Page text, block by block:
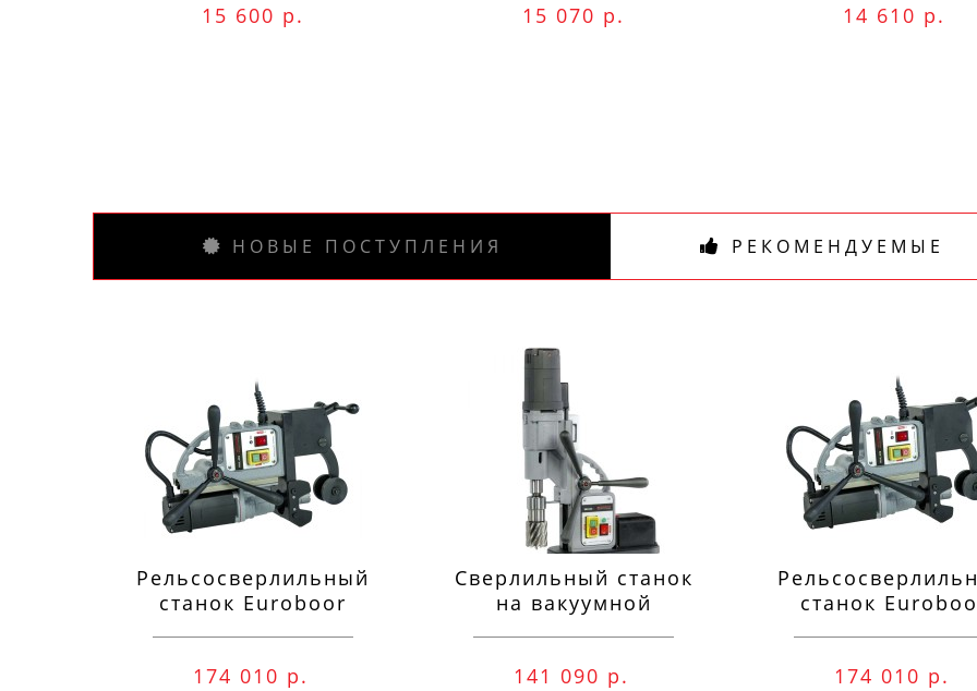
15 600 р. 15 070 р. 14 610 р.
НОВЫЕ ПОСТУПЛЕНИЯ РЕКОМЕНДУЕМЫЕ
Рельсосверлильный
станок Euroboor
174 010 р.
Сверлильный станок
на вакуумной
141 090 р.
станок
174 010 р.